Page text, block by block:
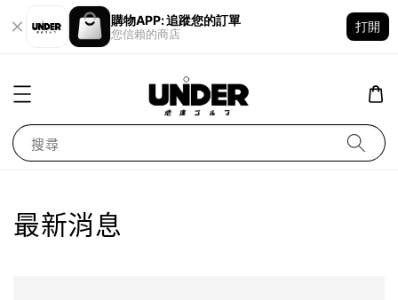
購物APP: 追蹤您的訂單
您信賴的商店
打開
搜尋
最新消息